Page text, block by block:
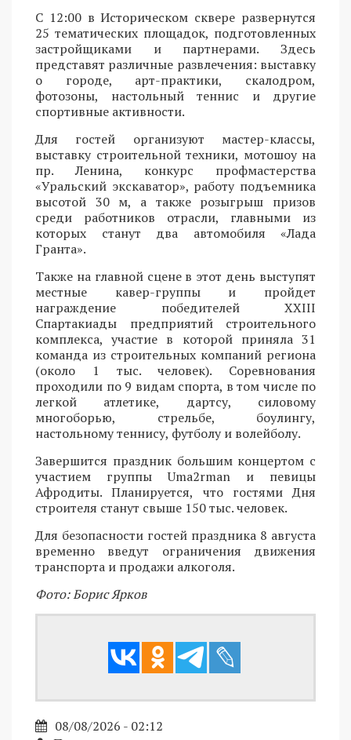
С 12:00 в Историческом сквере развернутся
25 тематических площадок, подготовленных
застройщиками и партнерами. Здесь
представят различные развлечения: выставку
о городе, арт-практики, скалодром,
фотозоны, настольный теннис и другие
спортивные активности.
Для гостей организуют мастер-классы,
выставку строительной техники, мотошоу на
пр. Ленина, конкурс профмастерства
«Уральский экскаватор», работу подъемника
высотой 30 м, а также розыгрыш призов
среди работников отрасли, главными из
которых станут два автомобиля «Лада
Гранта».
Также на главной сцене в этот день выступят
местные кавер-группы и пройдет
награждение победителей XXIII
Спартакиады предприятий строительного
комплекса, участие в которой приняла 31
команда из строительных компаний региона
(около 1 тыс. человек). Соревнования
проходили по 9 видам спорта, в том числе по
легкой атлетике, дартсу, силовому
многоборью, стрельбе, боулингу,
настольному теннису, футболу и волейболу.
Завершится праздник большим концертом с
участием группы Uma2rman и певицы
Афродиты. Планируется, что гостями Дня
строителя станут свыше 150 тыс. человек.
Для безопасности гостей праздника 8 августа
временно введут ограничения движения
транспорта и продажи алкоголя.
Фото: Борис Ярков
08/08/2026 - 02:12